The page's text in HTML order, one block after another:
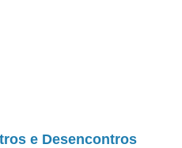
e Desencontros